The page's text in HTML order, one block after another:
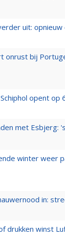
uit:
onrust bij
opent op
met Esbjerg:
winter weer
in:
drukken winst